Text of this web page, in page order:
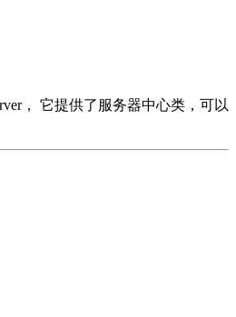
， 它提供了服务器中心类，可以